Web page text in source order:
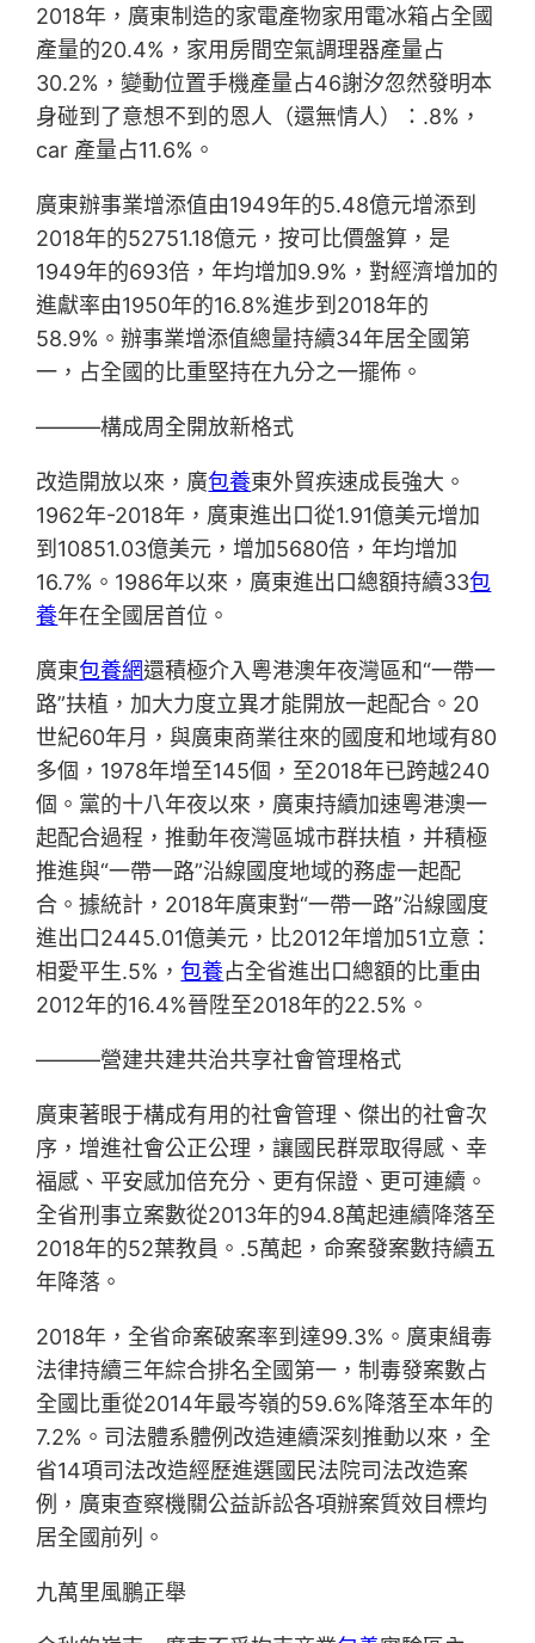
2018年，廣東制造的家電產物家用電冰箱占全國
產量的20.4%，家用房間空氣調理器產量占
30.2%，變動位置手機產量占46謝汐忽然發明本
身碰到了意想不到的恩人（還無情人）：.8%，
car 產量占11.6%。
廣東辦事業增添值由1949年的5.48億元增添到
2018年的52751.18億元，按可比價盤算，是
1949年的693倍，年均增加9.9%，對經濟增加的
進獻率由1950年的16.8%進步到2018年的
58.9%。辦事業增添值總量持續34年居全國第
一，占全國的比重堅持在九分之一擺佈。
———構成周全開放新格式
改造開放以來，廣包養東外貿疾速成長強大。
1962年-2018年，廣東進出口從1.91億美元增加
到10851.03億美元，增加5680倍，年均增加
16.7%。1986年以來，廣東進出口總額持續33包
養年在全國居首位。
廣東包養網還積極介入粵港澳年夜灣區和“一帶一
路”扶植，加大力度立異才能開放一起配合。20
世紀60年月，與廣東商業往來的國度和地域有80
多個，1978年增至145個，至2018年已跨越240
個。黨的十八年夜以來，廣東持續加速粵港澳一
起配合過程，推動年夜灣區城市群扶植，并積極
推進與“一帶一路”沿線國度地域的務虛一起配
合。據統計，2018年廣東對“一帶一路”沿線國度
進出口2445.01億美元，比2012年增加51立意：
相愛平生.5%，包養占全省進出口總額的比重由
2012年的16.4%晉陞至2018年的22.5%。
———營建共建共治共享社會管理格式
廣東著眼于構成有用的社會管理、傑出的社會次
序，增進社會公正公理，讓國民群眾取得感、幸
福感、平安感加倍充分、更有保證、更可連續。
全省刑事立案數從2013年的94.8萬起連續降落至
2018年的52葉教員。.5萬起，命案發案數持續五
年降落。
2018年，全省命案破案率到達99.3%。廣東緝毒
法律持續三年綜合排名全國第一，制毒發案數占
全國比重從2014年最岑嶺的59.6%降落至本年的
7.2%。司法體系體例改造連續深刻推動以來，全
省14項司法改造經歷進選國民法院司法改造案
例，廣東查察機關公益訴訟各項辦案質效目標均
居全國前列。
九萬里風鵬正舉